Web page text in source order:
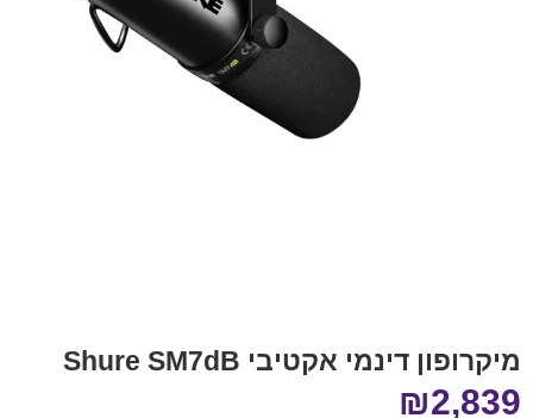
מיקרופון דינמי אקטיבי Shure SM7dB
₪2,839